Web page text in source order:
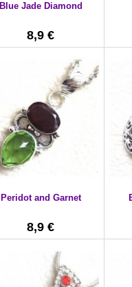
Blue Jade Diamond
8,9 €
Peridot and Garnet
8,9 €